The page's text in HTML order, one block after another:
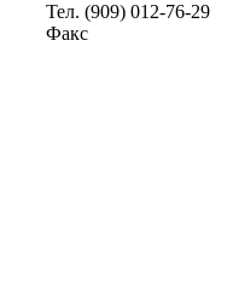
Тел. (909) 012-76-29
Факс